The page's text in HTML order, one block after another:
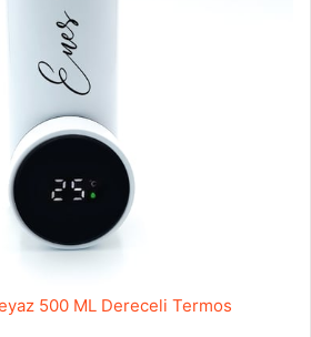
500 ML Dereceli Termos